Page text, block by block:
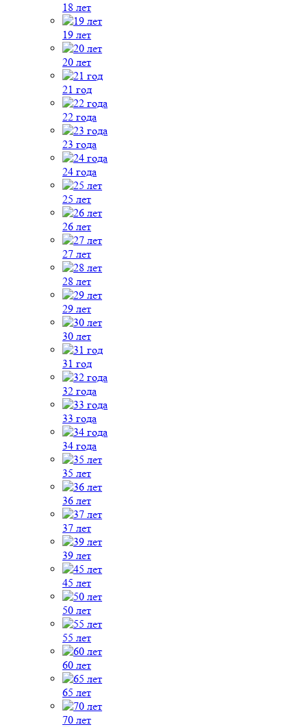
18 лет
19 лет
20 лет
21 год
22 года
23 года
24 года
25 лет
26 лет
27 лет
28 лет
29 лет
30 лет
31 год
32 года
33 года
34 года
35 лет
36 лет
37 лет
39 лет
45 лет
50 лет
55 лет
60 лет
65 лет
70 лет